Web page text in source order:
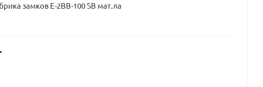
замков Е-2ВВ-100 SВ мат.ла